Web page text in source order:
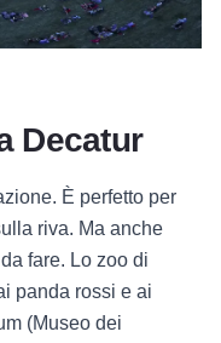
Decatur
È perfetto per
riva. Ma anche
fare. Lo zoo di
panda rossi e ai
(Museo dei